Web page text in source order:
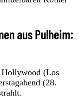
aus Pulheim:
Hollywood (Los
(28.